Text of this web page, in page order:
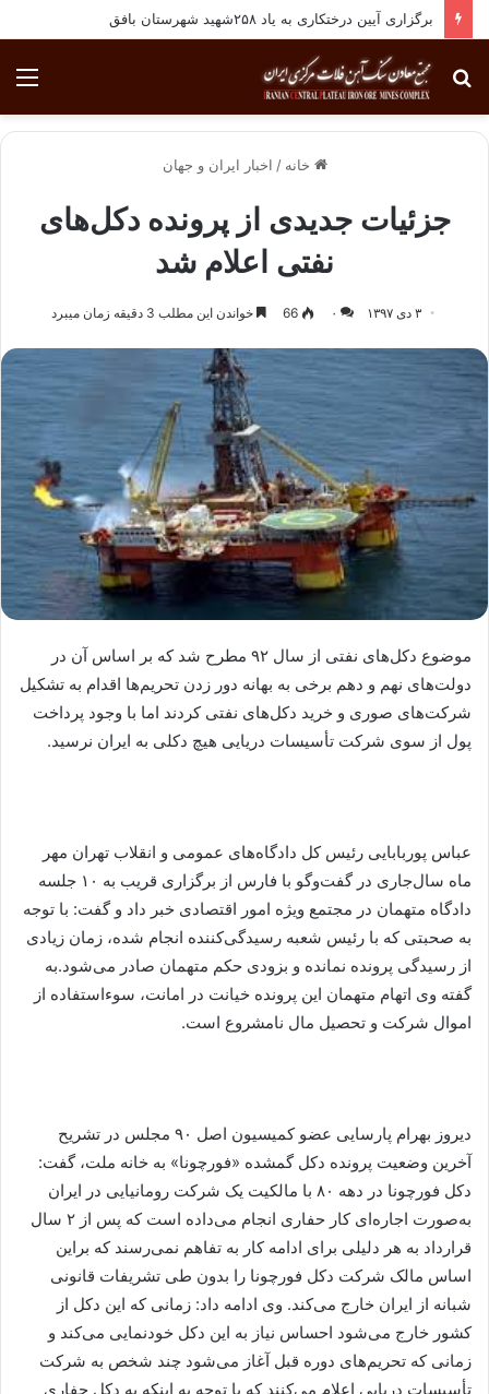
برگزاری آیین درختکاری به یاد ۲۵۸شهید شهرستان بافق
جستجو
برای
خانه / اخبار ایران و جهان
جزئیات جدیدی از پرونده دکل‌های
نفتی اعلام شد
۳ دی ۱۳۹۷ ۰ 66 خواندن این مطلب 3 دقیقه زمان میبرد
موضوع دکل‌های نفتی از سال ۹۲ مطرح شد که بر اساس آن در
دولت‌های نهم و دهم برخی به بهانه دور زدن تحریم‌ها اقدام به تشکیل
شرکت‌های صوری و خرید دکل‌های نفتی کردند اما با وجود پرداخت
پول از سوی شرکت تأسیسات دریایی هیچ دکلی به ایران نرسید.
عباس پوربابایی رئیس کل دادگاه‌های عمومی و انقلاب تهران مهر
ماه سال‌جاری در گفت‌وگو با فارس از برگزاری قریب به ۱۰ جلسه
دادگاه متهمان در مجتمع ویژه امور اقتصادی خبر داد و گفت: با توجه
به صحبتی که با رئیس شعبه رسیدگی‌کننده انجام شده، زمان زیادی
از رسیدگی پرونده نمانده و بزودی حکم متهمان صادر می‌شود.به
گفته وی اتهام متهمان این پرونده خیانت در امانت، ​سوءاستفاده از
اموال شرکت و تحصیل مال نامشروع است.
دیروز بهرام پارسایی عضو کمیسیون اصل ۹۰ مجلس در تشریح
آخرین وضعیت پرونده دکل گمشده «فورچونا» به خانه ملت، گفت:
دکل فورچونا در دهه ۸۰ با مالکیت یک شرکت رومانیایی در ایران
به‌صورت اجاره‌ای کار حفاری انجام می‌داده است که پس از ۲ سال
قرارداد به هر دلیلی برای ادامه کار به تفاهم نمی‌رسند که براین
اساس مالک شرکت دکل فورچونا را بدون طی تشریفات قانونی
شبانه از ایران خارج می‌کند. وی ادامه داد: زمانی که این دکل از
کشور خارج می‌شود احساس نیاز به این دکل خودنمایی می‌کند و
زمانی که تحریم‌های دوره قبل آغاز می‌شود چند شخص به شرکت
تأسیسات دریایی اعلام می‌کنند که با توجه به اینکه به دکل حفاری